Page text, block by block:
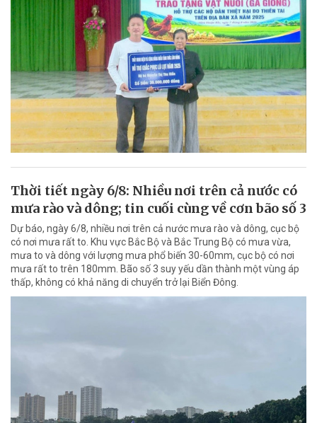
Thời tiết ngày 6/8: Nhiều nơi trên cả nước có
mưa rào và dông; tin cuối cùng về cơn bão số 3
Dự báo, ngày 6/8, nhiều nơi trên cả nước mưa rào và dông, cục bộ
có nơi mưa rất to. Khu vực Bắc Bộ và Bắc Trung Bộ có mưa vừa,
mưa to và dông với lượng mưa phổ biến 30-60mm, cục bộ có nơi
mưa rất to trên 180mm. Bão số 3 suy yếu dần thành một vùng áp
thấp, không có khả năng di chuyển trở lại Biển Đông.